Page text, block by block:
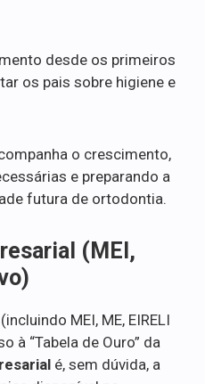
desde os primeiros
os pais sobre higiene e
o crescimento,
e preparando a
futura de ortodontia.
(MEI,
MEI, ME, EIRELI
à “Tabela de Ouro” da
é, sem dúvida, a